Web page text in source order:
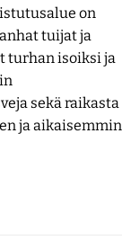
on
tuijat ja
turhan isoiksi ja
sekä raikasta
ja aikaisemmin